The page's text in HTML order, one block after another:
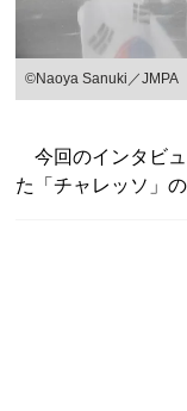
©Naoya Sanuki／JMPA
今回のインタビュ
た「チャレッソ」